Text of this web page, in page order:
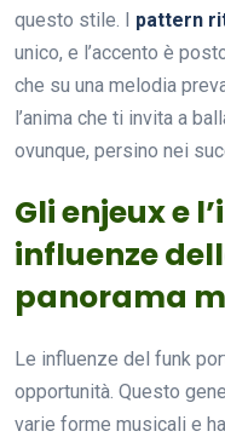
questo stile. I pattern
unico, e l’accento è
che su una melodia
l’anima che ti invita a
ovunque, persino nei
Gli enjeux e
influenze
panorama
Le influenze del funk
opportunità. Questo
varie forme musicali e